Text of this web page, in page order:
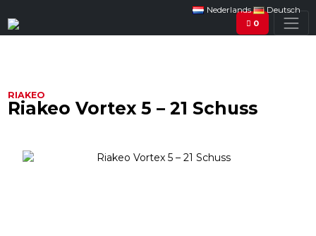
Nederlands
Deutsch
0
RIAKEO
Riakeo Vortex 5 – 21 Schuss